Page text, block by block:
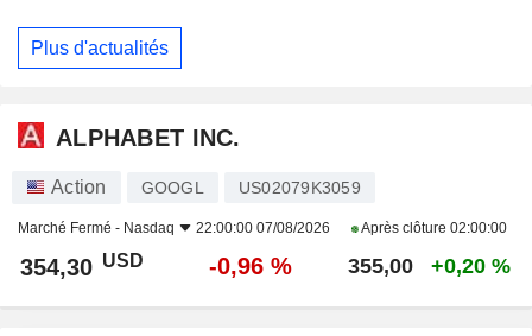
Plus d'actualités
ALPHABET INC.
Action GOOGL US02079K3059
Marché Fermé - Nasdaq 22:00:00 07/08/2026 Après clôture 02:00:00
354,30 USD -0,96 % 355,00 +0,20 %